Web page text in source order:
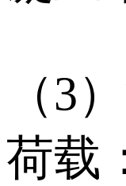
（3
荷载